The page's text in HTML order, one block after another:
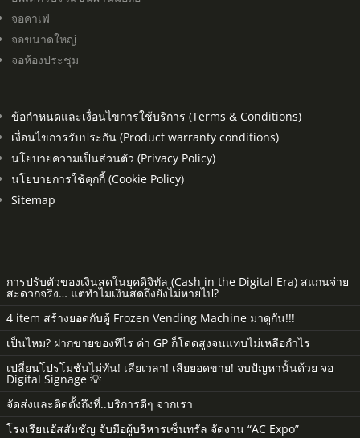
จอคาเฟ่
จอขนาดใหญ่
จอห้องประชุม
ข้อกำหนดและเงื่อนไขการใช้บริการ (Terms & Conditions)
เงื่อนไขการรับประกัน (Product warranty conditions)
นโยบายความเป็นส่วนตัว (Privacy Policy)
นโยบายการใช้คุกกี้ (Cookie Policy)
Sitemap
การปรับตัวของเงินสดในยุคดิจิทัล (Cash in the Digital Era) สแกนจ่าย
สะดวกจริง… แต่ทำไมเงินสดถึงยังไม่หายไป?
4 item สร้างยอดกับตู้ Frozen Vending Machine มาดูกัน!!!
เป็นไหม? ฝากขายของทีไร ค่า GP ก็โดดสูงจนแทบไม่เหลือกำไร
เปลี่ยนโปรโมชันไม่ทัน! เสียเวลา! เสียยอดขาย! จบปัญหานั้นด้วย จอ
Digital Signage 💡
จัดส่งและติดตั้งถึงที่..บริการดีๆ จากเรา
โรงเรียนอัสสัมชัญ จับมือผู้บริหารเซ็นทรัล จัดงาน “AC Expo”